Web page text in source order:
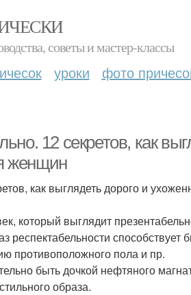
советы и мастер-классы
уроки фото
12 секретов, как
женщин
как выглядеть дорого и
который выглядит
способствует
противоположного пола и пр.
быть дочкой нефтяного
образа.